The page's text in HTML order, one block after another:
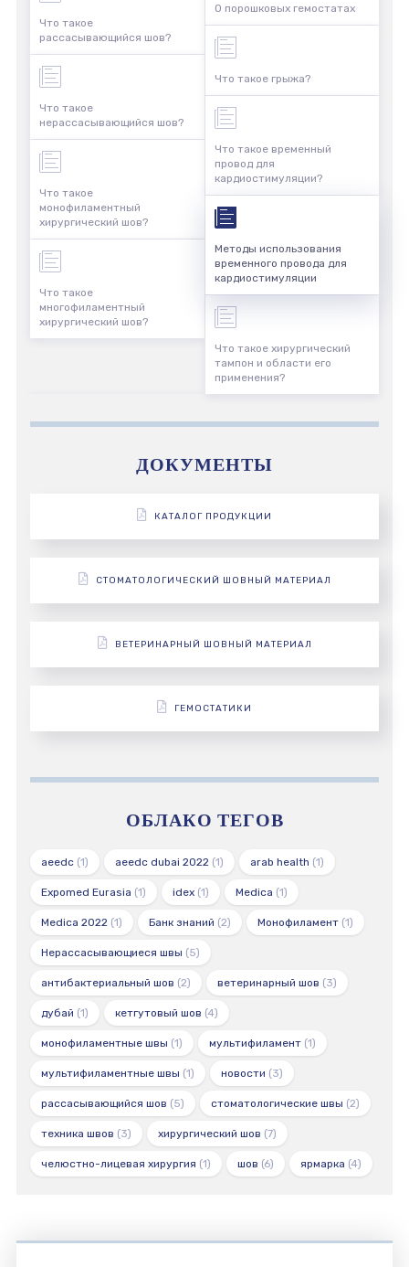
Что такое
рассасывающийся шов?
Что такое
нерассасывающийся шов?
Что такое
монофиламентный
хирургический шов?
Что такое
многофиламентный
хирургический шов?
О порошковых гемостатах
Что такое грыжа?
Что такое временный
провод для
кардиостимуляции?
Методы использования
временного провода для
кардиостимуляции
Что такое хирургический
тампон и области его
применения?
ДОКУМЕНТЫ
КАТАЛОГ ПРОДУКЦИИ
СТОМАТОЛОГИЧЕСКИЙ ШОВНЫЙ МАТЕРИАЛ
ВЕТЕРИНАРНЫЙ ШОВНЫЙ МАТЕРИАЛ
ГЕМОСТАТИКИ
ОБЛАКО ТЕГОВ
aeedc(1) aeedc dubai 2022 (1) arab health (1)
Expomed Eurasia (1) idex(1) Medica (1)
Medica 2022 (1) Банк знаний (2) Монофиламент(1)
Нерассасывающиеся швы (5)
антибактериальный шов (2) ветеринарный шов (3)
дубай (1) кетгутовый шов (4)
монофиламентные швы (1) мультифиламент(1)
мультифиламентные швы (1) новости (3)
рассасывающийся шов (5) стоматологические швы (2)
техника швов (3) хирургический шов (7)
челюстно-лицевая хирургия (1) шов (6) ярмарка (4)